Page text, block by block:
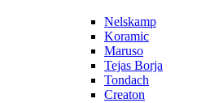
Nelskamp
Koramic
Maruso
Tejas Borja
Tondach
Creaton